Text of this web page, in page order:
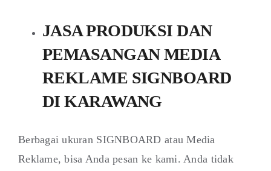
JASA PRODUKSI DAN
PEMASANGAN MEDIA
REKLAME SIGNBOARD
DI KARAWANG
Berbagai ukuran SIGNBOARD atau Media
Reklame, bisa Anda pesan ke kami. Anda tidak